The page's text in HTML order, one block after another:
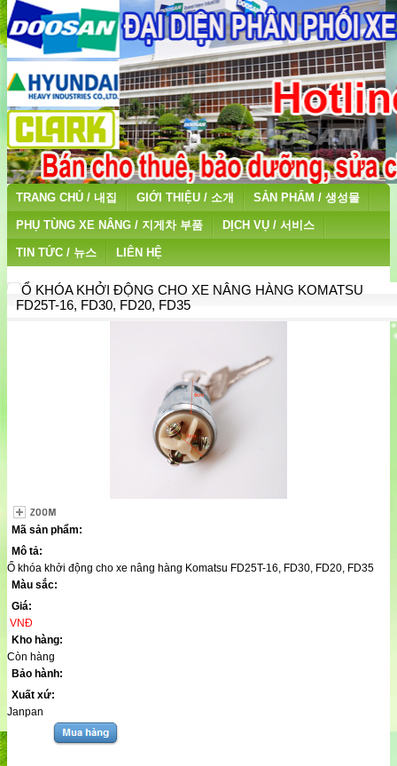
TRANG CHỦ / 내집 GIỚI THIỆU / 소개 SẢN PHẨM / 생성물
PHỤ TÙNG XE NÂNG / 지게차 부품 DỊCH VỤ / 서비스
TIN TỨC / 뉴스 LIÊN HỆ
Ổ KHÓA KHỞI ĐỘNG CHO XE NÂNG HÀNG KOMATSU
FD25T-16, FD30, FD20, FD35
Mã sản phẩm:
Mô tả:
Ổ khóa khởi động cho xe nâng hàng Komatsu FD25T-16, FD30, FD20, FD35
Màu sắc:
Giá:
VNĐ
Kho hàng:
Còn hàng
Bảo hành:
Xuất xứ:
Janpan